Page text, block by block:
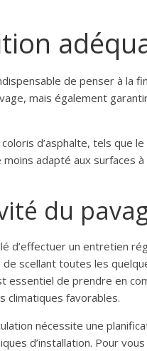
de penser à la
mais également
d’asphalte, tels que
adapté aux surfaces
du
d’effectuer un entretien
scellant toutes les
essentiel de prendre en
climatiques favorables.
nécessite une
d’installation. Pour